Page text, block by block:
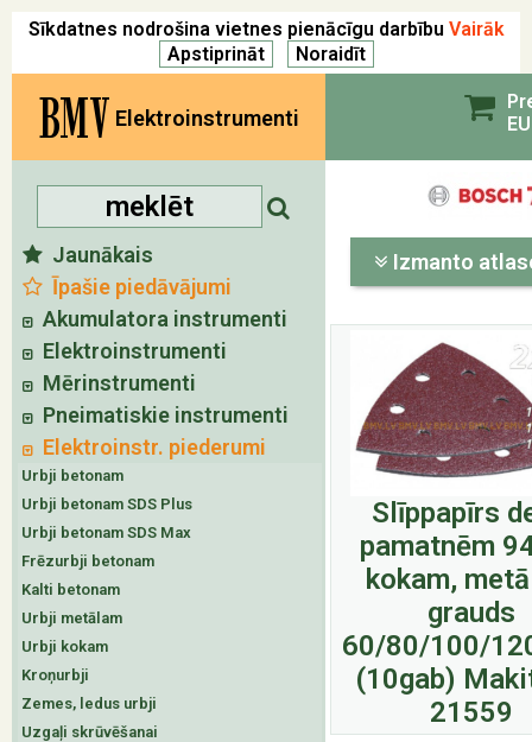
Sīkdatnes nodrošina vietnes pienācīgu darbību Vairāk
BMV Elektroinstrumenti
Jaunākais
Īpašie piedāvājumi
Akumulatora instrumenti
Elektroinstrumenti
Mērinstrumenti
Pneimatiskie instrumenti
Elektroinstr. piederumi
Urbji betonam
Urbji betonam SDS Plus
Urbji betonam SDS Max
Frēzurbji betonam
Kalti betonam
Urbji metālam
Urbji kokam
Kroņurbji
Zemes, ledus urbji
Uzgaļi skrūvēšanai
Izmanto
Slīppapīrs
pamatnēm
kokam,
grauds
60/80/100/
(10gab)
21559